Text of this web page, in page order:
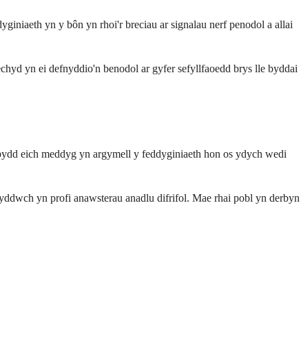
yn y bôn yn rhoi'r breciau ar signalau nerf penodol a allai
yn ei defnyddio'n benodol ar gyfer sefyllfaoedd brys lle byddai
eich meddyg yn argymell y feddyginiaeth hon os ydych wedi
yn profi anawsterau anadlu difrifol. Mae rhai pobl yn derbyn